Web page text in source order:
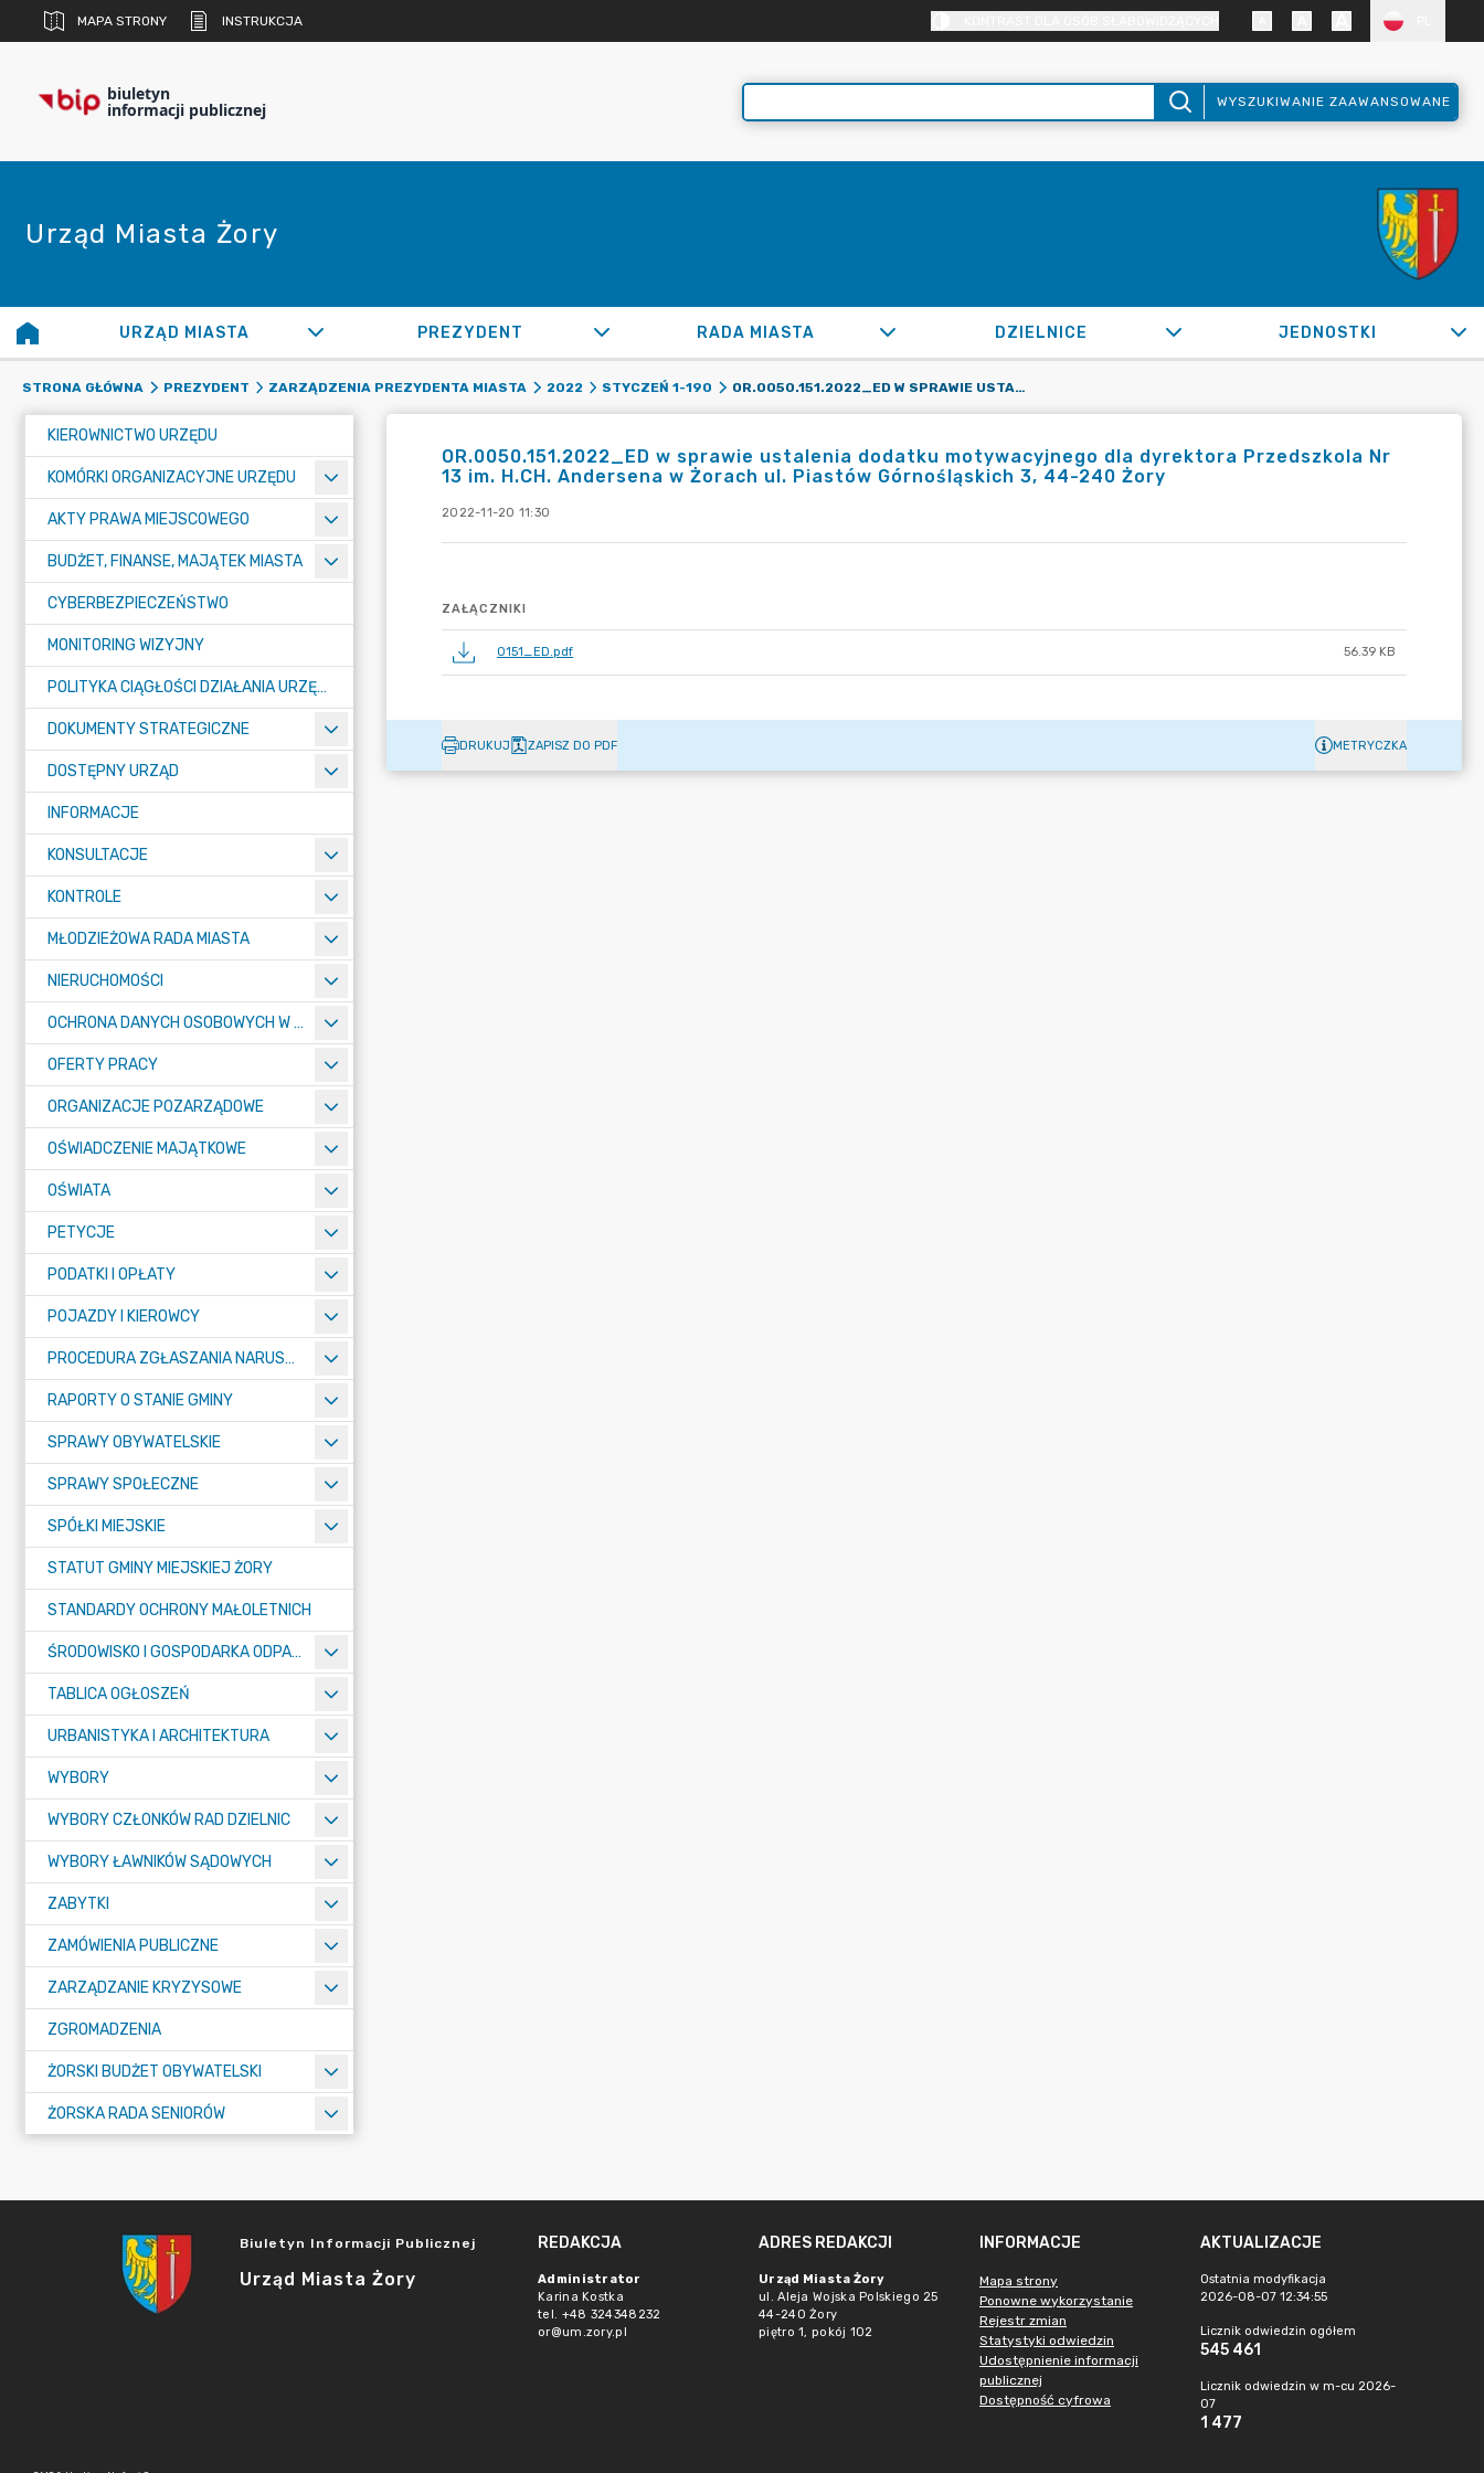
MAPA STRONY INSTRUKCJA
biuletyn
informacji publicznej WYSZUKIWANIE ZAAWANSOWANE
Urząd Miasta Żory
URZĄD MIASTA PREZYDENT RADA MIASTA DZIELNICE JEDNOSTKI
STRONA GŁÓWNA PREZYDENT ZARZĄDZENIA PREZYDENTA MIASTA 2022 STYCZEŃ 1-190 OR.0050.151.2022_ED W SPRAWIE USTALENIA DODATKU MOTYWACYJNEGO DLA DYREKTORA PRZEDSZKOLA NR 13 IM. H.CH. ANDERSENA W ŻORACH UL. PIASTÓW GÓRNOŚLĄSKICH 3, 44-240 ŻORY
KIEROWNICTWO URZĘDU
KOMÓRKI ORGANIZACYJNE URZĘDU
AKTY PRAWA MIEJSCOWEGO
BUDŻET, FINANSE, MAJĄTEK MIASTA
CYBERBEZPIECZEŃSTWO
MONITORING WIZYJNY
POLITYKA CIĄGŁOŚCI DZIAŁANIA URZĘDU MIASTA ŻORY
DOKUMENTY STRATEGICZNE
DOSTĘPNY URZĄD
INFORMACJE
KONSULTACJE
KONTROLE
MŁODZIEŻOWA RADA MIASTA
NIERUCHOMOŚCI
OCHRONA DANYCH OSOBOWYCH W URZĘDZIE MIASTA ŻORY - RODO
OFERTY PRACY
ORGANIZACJE POZARZĄDOWE
OŚWIADCZENIE MAJĄTKOWE
OŚWIATA
PETYCJE
PODATKI I OPŁATY
POJAZDY I KIEROWCY
PROCEDURA ZGŁASZANIA NARUSZEŃ PRAWA
RAPORTY O STANIE GMINY
SPRAWY OBYWATELSKIE
SPRAWY SPOŁECZNE
SPÓŁKI MIEJSKIE
STATUT GMINY MIEJSKIEJ ŻORY
STANDARDY OCHRONY MAŁOLETNICH
ŚRODOWISKO I GOSPODARKA ODPADAMI
TABLICA OGŁOSZEŃ
URBANISTYKA I ARCHITEKTURA
WYBORY
WYBORY CZŁONKÓW RAD DZIELNIC
WYBORY ŁAWNIKÓW SĄDOWYCH
ZABYTKI
ZAMÓWIENIA PUBLICZNE
ZARZĄDZANIE KRYZYSOWE
ZGROMADZENIA
ŻORSKI BUDŻET OBYWATELSKI
ŻORSKA RADA SENIORÓW
OR.0050.151.2022_ED w sprawie ustalenia dodatku motywacyjnego dla dyrektora Przedszkola Nr
13 im. H.CH. Andersena w Żorach ul. Piastów Górnośląskich 3, 44-240 Żory
2022-11-20 11:30
ZAŁĄCZNIKI
0151_ED.pdf 56.39 KB
DRUKUJ ZAPISZ DO PDF METRYCZKA
Biuletyn Informacji Publicznej
Urząd Miasta Żory
REDAKCJA
Administrator
Karina Kostka
tel. +48 324348232
or@um.zory.pl
ADRES REDAKCJI
Urząd Miasta Żory
ul. Aleja Wojska Polskiego 25
44-240 Żory
piętro 1, pokój 102
INFORMACJE
Mapa strony
Ponowne wykorzystanie
Rejestr zmian
Statystyki odwiedzin
Udostępnienie informacji
publicznej
Dostępność cyfrowa
AKTUALIZACJE
Ostatnia modyfikacja
2026-08-07 12:34:55
Licznik odwiedzin ogółem
545 461
Licznik odwiedzin w m-cu 2026-
07
1 477